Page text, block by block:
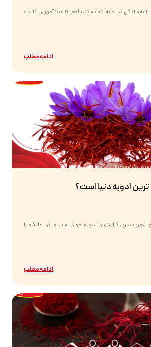
به‌سادگی در خانه تجربه کنید!صفر تا صد آموزش کاشت
ادامه مطلب
ترین ادویه دنیا است؟
شهرت دارد، گران‌ترین ادویه جهان است و این جایگاه را
ادامه مطلب